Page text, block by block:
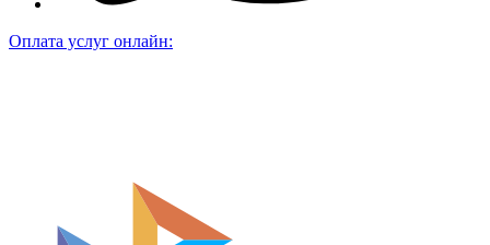
Оплата услуг онлайн: